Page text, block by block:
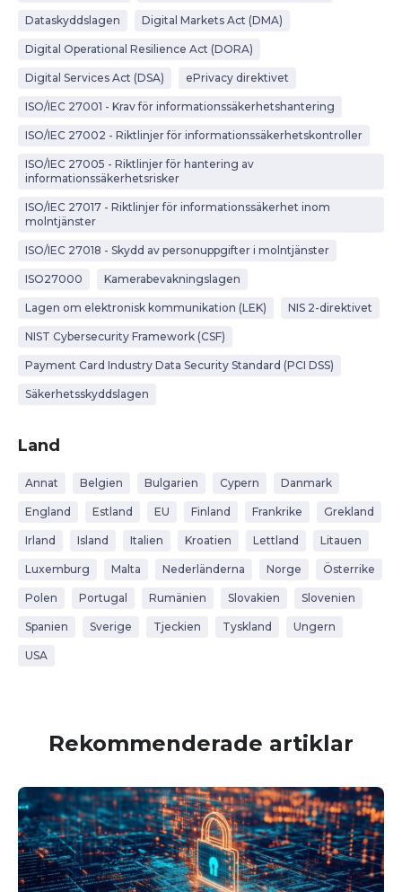
Dataskyddslagen Digital Markets Act (DMA)
Digital Operational Resilience Act (DORA)
Digital Services Act (DSA) ePrivacy direktivet
ISO/IEC 27001 - Krav för informationssäkerhetshantering
ISO/IEC 27002 - Riktlinjer för informationssäkerhetskontroller
ISO/IEC 27005 - Riktlinjer för hantering av
informationssäkerhetsrisker
ISO/IEC 27017 - Riktlinjer för informationssäkerhet inom
molntjänster
ISO/IEC 27018 - Skydd av personuppgifter i molntjänster
ISO27000 Kamerabevakningslagen
Lagen om elektronisk kommunikation (LEK) NIS 2-direktivet
NIST Cybersecurity Framework (CSF)
Payment Card Industry Data Security Standard (PCI DSS)
Säkerhetsskyddslagen
Land
Annat Belgien Bulgarien Cypern Danmark
England Estland EU Finland Frankrike Grekland
Irland Island Italien Kroatien Lettland Litauen
Luxemburg Malta Nederländerna Norge Österrike
Polen Portugal Rumänien Slovakien Slovenien
Spanien Sverige Tjeckien Tyskland Ungern
USA
Rekommenderade artiklar